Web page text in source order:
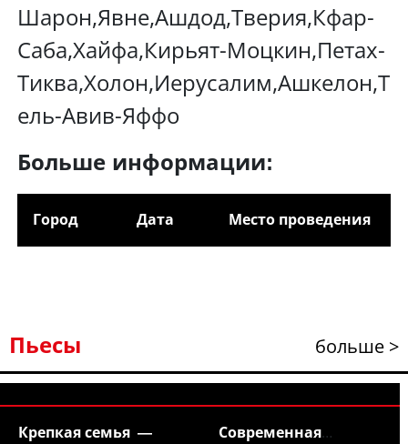
Шарон,Явне,Ашдод,Тверия,Кфар-
Саба,Хайфа,Кирьят-Моцкин,Петах-
Тиква,Холон,Иерусалим,Ашкелон,Т
ель-Авив-Яффо
Больше информации:
Город Дата Место проведения
Пьесы больше >
Крепкая семья —
Современная